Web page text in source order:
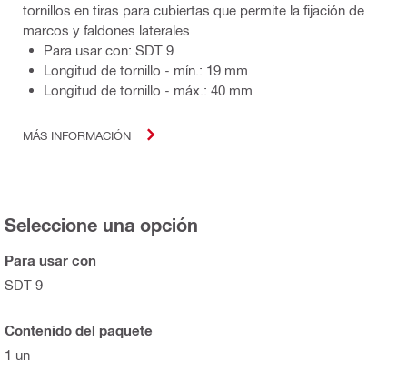
tornillos en tiras para cubiertas que permite la fijación de
marcos y faldones laterales
Para usar con: SDT 9
Longitud de tornillo - mín.: 19 mm
Longitud de tornillo - máx.: 40 mm
MÁS INFORMACIÓN
Seleccione una opción
Para usar con
SDT 9
Contenido del paquete
1 un